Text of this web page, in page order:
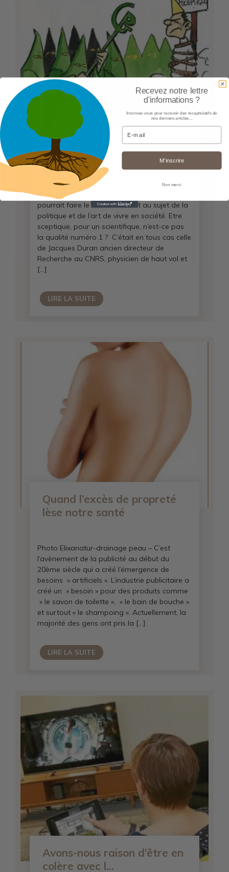
Au sujet du réchauffement
climatique, pourquoi ...
Photo site Pensée Unique – Entre nous, on
pourrait faire le même constat au sujet de la
politique et de l’art de vivre en société. Etre
sceptique, pour un scientifique, n’est-ce pas
la qualité numéro 1 ? C’était en tous cas celle
de Jacques Duran ancien directeur de
Recherche au CNRS, physicien de haut vol et
[…]
LIRE LA SUITE
Quand l’excès de propreté
lèse notre santé
Photo Elixanatur-drainage peau – C’est
l’avènement de la publicité au début du
20ème siècle qui a créé l’émergence de
besoins » artificiels ». L’industrie publicitaire a
créé un » besoin » pour des produits comme
» le savon de toilette », » le bain de bouche »
et surtout « le shampoing ». Actuellement, la
majorité des gens ont pris la […]
LIRE LA SUITE
Avons-nous raison d’être en
colère avec l...
Recevez notre lettre
d'informations ?
Inscrivez-vous pour recevoir des récapitulatifs de
nos derniers articles...
Email
M’inscrire
Non merci